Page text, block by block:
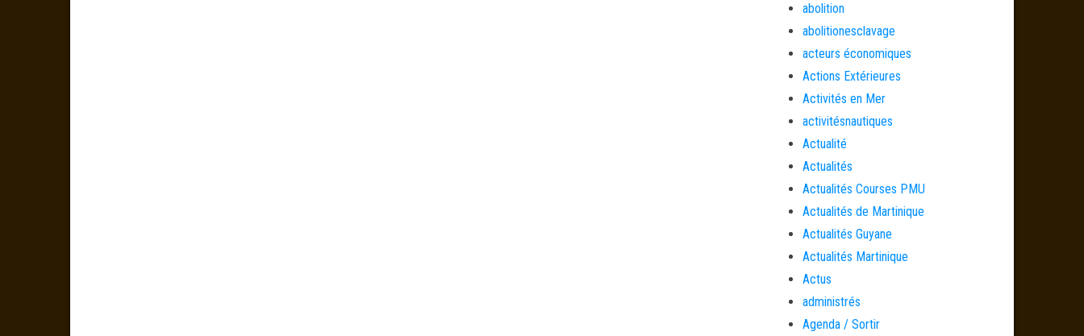
abolition
abolitionesclavage
acteurs économiques
Actions Extérieures
Activités en Mer
activitésnautiques
Actualité
Actualités
Actualités Courses PMU
Actualités de Martinique
Actualités Guyane
Actualités Martinique
Actus
administrés
Agenda / Sortir